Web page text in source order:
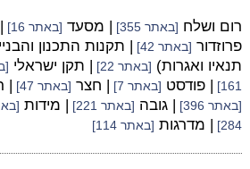
רום ושלח [באתר 355] | מסעד [באתר 16]
פרוזדור [באתר 42]
| תקנות התכנון
תנאיו ואגרות) [באתר 22] | תקן ישראלי
161]
| פודסט [באתר 7] | חצר [באתר 47] |
[באתר 396] | גובה [באתר 221] | מידות
284]
| מדרגות [באתר 114]